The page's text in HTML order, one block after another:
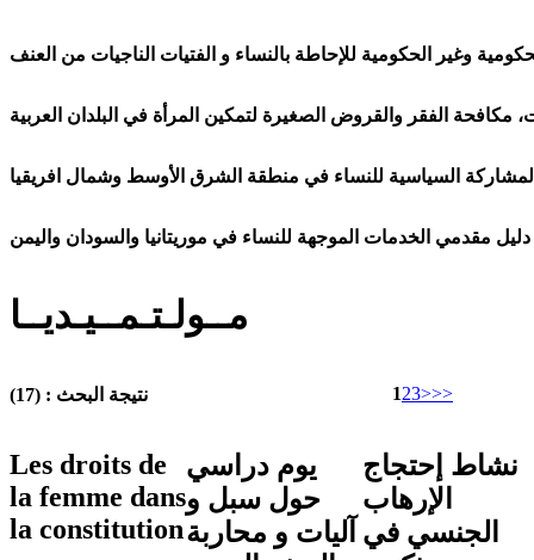
وغير الحكومية للإحاطة بالنساء و الفتيات الناجيات من العنف
مكافحة الفقر والقروض الصغيرة لتمكين المرأة في البلدان العربية
السياسية للنساء في منطقة الشرق الأوسط وشمال افريقيا
دليل مقدمي الخدمات الموجهة للنساء في موريتانيا والسودان واليمن
مــولـتـمــيـديــا
نتيجة البحث : (17) 123>>>
Les droits de
la femme dans
la constitution
يوم دراسي
حول سبل و
آليات و محاربة
نشاط إحتجاج
الإرهاب
الجنسي في